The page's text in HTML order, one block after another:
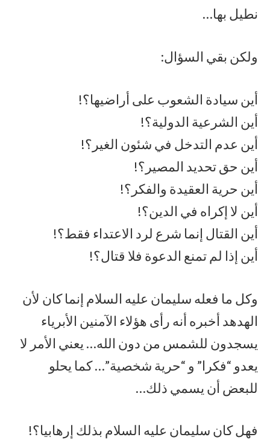
نطيل بها…
ولكن بقي السؤال:
أين سيادة الشعوب على أراضيها؟!
أين الشرعية الدولية؟!
أين عدم التدخل في شئون الغير؟!
أين حق تحديد المصير؟!
أين حرية العقيدة والفكر؟!
أين لا إكراه في الدين؟!
أين القتال إنما شرع لرد الاعتداء فقط؟!
أين إذا لم تمنع الدعوة فلا قتال؟!
وكل ما فعله سليمان عليه السلام إنما كان لأن
الهدهد أخبره أنه رأى هؤلاء الآمنين الأبرياء
يسجدون للشمس من دون الله… يعني الأمر لا
يعدو “فكرا” و “حرية شخصية”… كما يحلو
للبعض أن يسمي ذلك…
فهل كان سليمان عليه السلام بذلك إرهابيا؟!